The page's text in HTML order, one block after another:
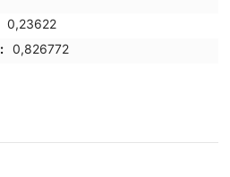
0,23622
0,826772